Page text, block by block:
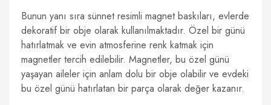
Bunun yanı sıra sünnet resimli magnet baskıları, evlerde
dekoratif bir obje olarak kullanılmaktadır. Özel bir günü
hatırlatmak ve evin atmosferine renk katmak için
magnetler tercih edilebilir. Magnetler, bu özel günü
yaşayan aileler için anlam dolu bir obje olabilir ve evdeki
bu özel günü hatırlatan bir parça olarak değer kazanır.